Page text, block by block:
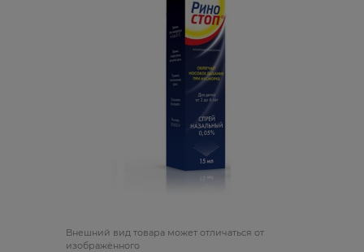
Bнешний вид товара может отличаться от
изображённого